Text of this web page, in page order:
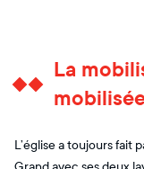
La
L’église a toujours fait